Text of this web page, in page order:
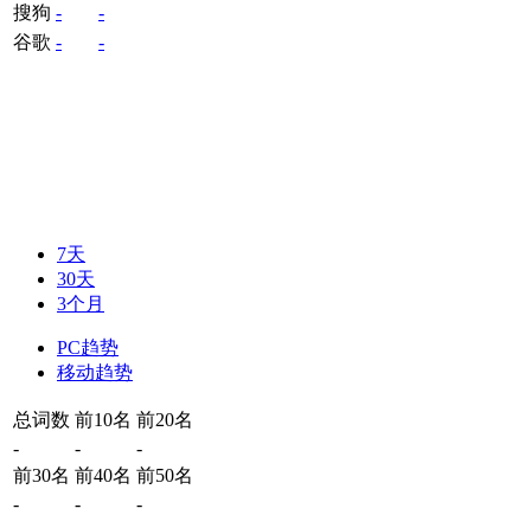
搜狗 -
-
谷歌 - -
7天
30天
3个月
PC趋势
移动趋势
总词数 前10名 前20名
-
-
-
前30名 前40名 前50名
-
-
-